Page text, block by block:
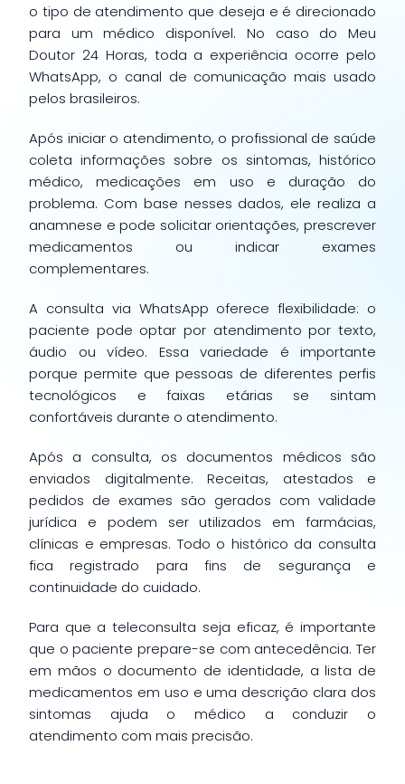
o tipo de atendimento que deseja e é direcionado
para um médico disponível. No caso do Meu
Doutor 24 Horas, toda a experiência ocorre pelo
WhatsApp, o canal de comunicação mais usado
pelos brasileiros.
Após iniciar o atendimento, o profissional de saúde
coleta informações sobre os sintomas, histórico
médico, medicações em uso e duração do
problema. Com base nesses dados, ele realiza a
anamnese e pode solicitar orientações, prescrever
medicamentos ou indicar exames
complementares.
A consulta via WhatsApp oferece flexibilidade: o
paciente pode optar por atendimento por texto,
áudio ou vídeo. Essa variedade é importante
porque permite que pessoas de diferentes perfis
tecnológicos e faixas etárias se sintam
confortáveis durante o atendimento.
Após a consulta, os documentos médicos são
enviados digitalmente. Receitas, atestados e
pedidos de exames são gerados com validade
jurídica e podem ser utilizados em farmácias,
clínicas e empresas. Todo o histórico da consulta
fica registrado para fins de segurança e
continuidade do cuidado.
Para que a teleconsulta seja eficaz, é importante
que o paciente prepare-se com antecedência. Ter
em mãos o documento de identidade, a lista de
medicamentos em uso e uma descrição clara dos
sintomas ajuda o médico a conduzir o
atendimento com mais precisão.